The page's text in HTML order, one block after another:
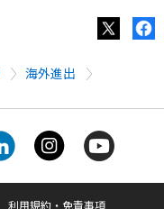
海外進出
利用規約・免責事項